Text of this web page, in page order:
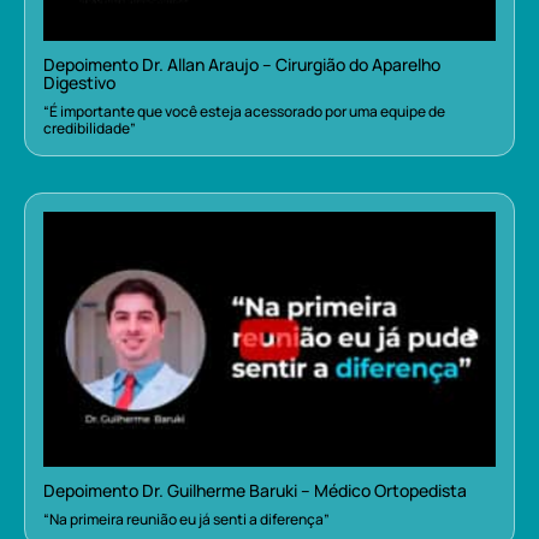
Depoimento Dr. Allan Araujo – Cirurgião do Aparelho
Digestivo
“É importante que você esteja acessorado por uma equipe de
credibilidade”
Depoimento Dr. Guilherme Baruki – Médico Ortopedista
“Na primeira reunião eu já senti a diferença”